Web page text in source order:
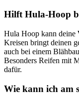
Hilft Hula-Hoop
Hula Hoop kann deine
Kreisen bringt deinen
auch bei einem
Besonders Reifen mit
dafür.
Wie kann ich am